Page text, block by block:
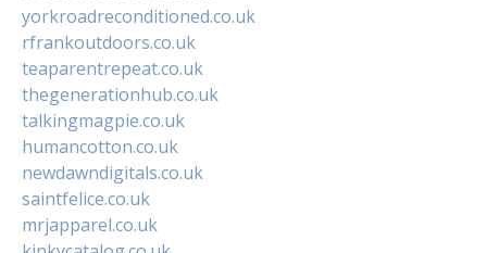
yorkroadreconditioned.co.uk
rfrankoutdoors.co.uk
teaparentrepeat.co.uk
thegenerationhub.co.uk
talkingmagpie.co.uk
humancotton.co.uk
newdawndigitals.co.uk
saintfelice.co.uk
mrjapparel.co.uk